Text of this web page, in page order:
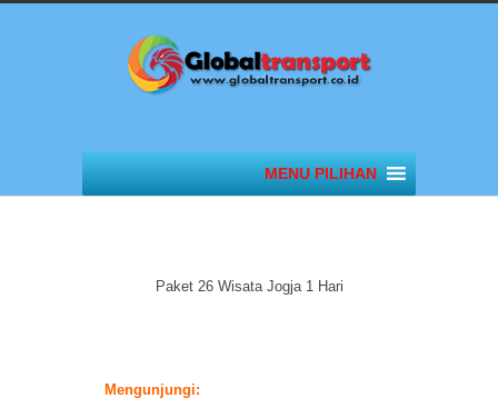
MENU PILIHAN
Paket 26 Wisata Jogja 1 Hari
Mengunjungi: